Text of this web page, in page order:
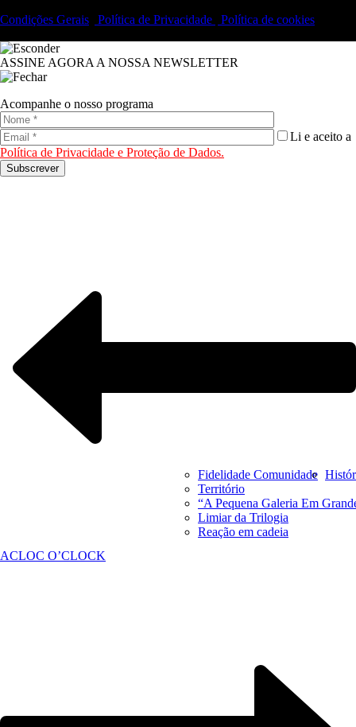
Fidelidade Comunidade
Território
“A Pequena Galeria Em
Limiar da Trilogia
Reação em cadeia
Condições Gerais Política de Privacidade
Política de cookies
ASSINE AGORA A NOSSA NEWSLETTER
Acompanhe o nosso programa
Li e aceito a
Política de Privacidade e Proteção de Dados.
ACLOC O’CLOCK